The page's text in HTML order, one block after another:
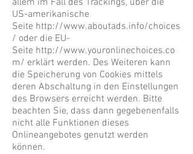
allem im Fall des Trackings, über die
US-amerikanische
Seite http://www.aboutads.info/choices
/ oder die EU-
Seite http://www.youronlinechoices.co
m/ erklärt werden. Des Weiteren kann
die Speicherung von Cookies mittels
deren Abschaltung in den Einstellungen
des Browsers erreicht werden. Bitte
beachten Sie, dass dann gegebenenfalls
nicht alle Funktionen dieses
Onlineangebotes genutzt werden
können.